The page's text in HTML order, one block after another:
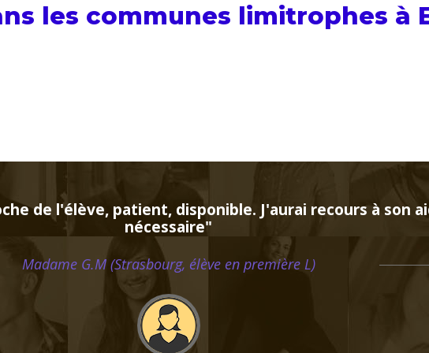
les communes limitrophes à
connaissant parfaitement l'espagnol puisqu'il s'agit
il prépare excellemment ses cours. Bref un
Monsieur H.E (Marseille, étudiant au supérieur)